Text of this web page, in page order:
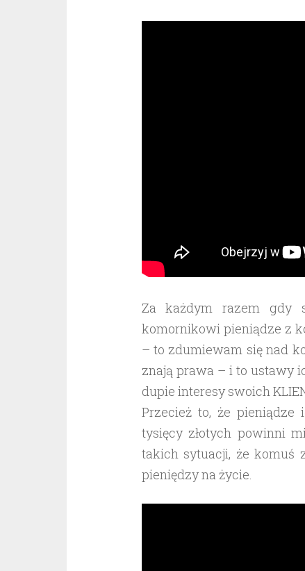
Za każdym razem gdy
komornikowi pieniądze z
– to zdumiewam się nad
znają prawa – i to ustawy
dupie interesy swoich
Przecież to, że pieniądze
tysięcy złotych powinni
takich sytuacji, że komuś
pieniędzy na życie.